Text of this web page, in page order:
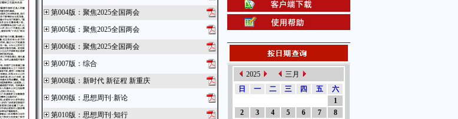
第004版 ： 聚焦2025全国两会
第005版 ： 聚焦2025全国两会
第006版 ： 聚焦2025全国两会
第007版 ： 综合
第008版 ： 新时代 新征程 新重庆
第009版 ： 思想周刊·新论
第010版 ： 思想周刊·知行
2025
三月
日
一 二 三 四 五
六
1
2
3 4 5 6 7
8